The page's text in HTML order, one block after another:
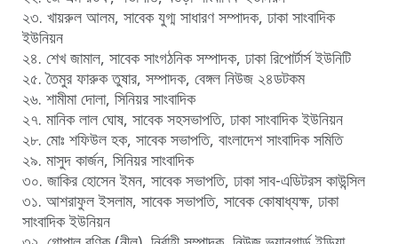
২৩. খায়রুল আলম, সাবেক যুগ্ম সাধারণ সম্পাদক, ঢাকা সাংবাদিক
ইউনিয়ন
২৪. শেখ জামাল, সাবেক সাংগঠনিক সম্পাদক, ঢাকা রিপোর্টার্স ইউনিটি
২৫. তৈমুর ফারুক তুষার, সম্পাদক, বেঙ্গল নিউজ ২৪ডটকম
২৬. শামীমা দোলা, সিনিয়র সাংবাদিক
২৭. মানিক লাল ঘোষ, সাবেক সহসভাপতি, ঢাকা সাংবাদিক ইউনিয়ন
২৮. মোঃ শফিউল হক, সাবেক সভাপতি, বাংলাদেশ সাংবাদিক সমিতি
২৯. মাসুদ কার্জন, সিনিয়র সাংবাদিক
৩০. জাকির হোসেন ইমন, সাবেক সভাপতি, ঢাকা সাব-এডিটরস কাউন্সিল
৩১. আশরাফুল ইসলাম, সাবেক সভাপতি, সাবেক কোষাধ্যক্ষ, ঢাকা
সাংবাদিক ইউনিয়ন